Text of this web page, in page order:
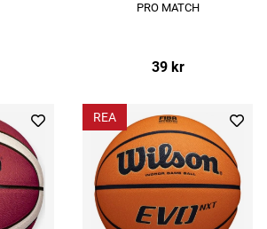
PRO MATCH
39 kr
REA